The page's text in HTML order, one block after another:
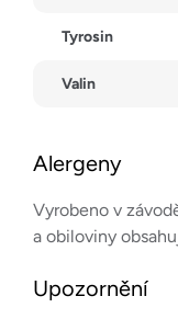
Tyrosin
Valin
Alergeny
Vyrobeno v
a obiloviny
Upozornění